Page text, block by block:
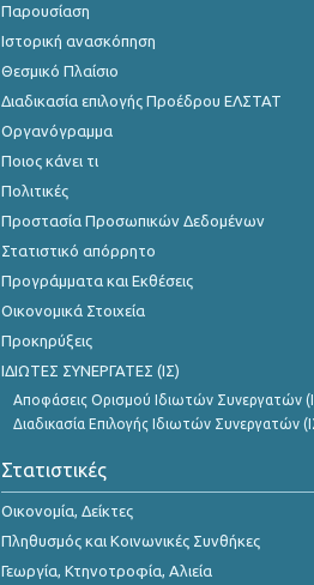
4o Τρίμηνο 2020
3o Τρίμηνο 2020
1o Τρίμηνο 2020
3o Τρίμηνο 2019
2o Τρίμηνο 2019
1o Τρίμηνο 2019
4o Τρίμηνο 2018
3o Τρίμηνο 2018
2o Τρίμηνο 2018
1o Τρίμηνο 2018
4o Τρίμηνο 2017
Παρουσίαση
Ιστορική ανασκόπηση
Θεσμικό Πλαίσιο
Διαδικασία επιλογής Προέδρου ΕΛΣΤΑΤ
Οργανόγραμμα
Ποιος κάνει τι
Πολιτικές
Προστασία Προσωπικών Δεδομένων
Στατιστικό απόρρητο
Προγράμματα και Εκθέσεις
Οικονομικά Στοιχεία
Προκηρύξεις
ΙΔΙΩΤΕΣ ΣΥΝΕΡΓΑΤΕΣ (ΙΣ)
Αποφάσεις Ορισμού Ιδιωτών Συνεργατών
Διαδικασία Επιλογής Ιδιωτών Συνεργατών
Στατιστικές
Οικονομία, Δείκτες
Πληθυσμός και Κοινωνικές Συνθήκες
Γεωργία, Κτηνοτροφία, Αλιεία